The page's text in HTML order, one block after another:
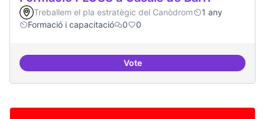
Treballem el pla estratègic del Canòdrom
1 any
Formació i capacitació
0 0
VoteFormació FLOSS a Casals de